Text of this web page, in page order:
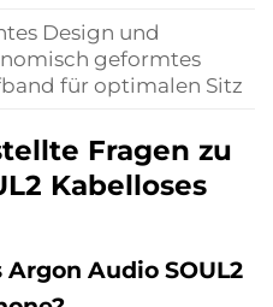
Design und
geformtes
für optimalen Sitz
Fragen zu
Kabelloses
Audio SOUL2